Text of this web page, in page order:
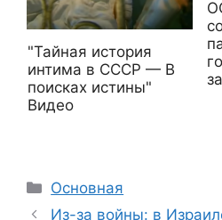
"Тайная история
интима в СССР — В
поисках истины"
Видео
Рубрики
Основная
Из-за войны: в